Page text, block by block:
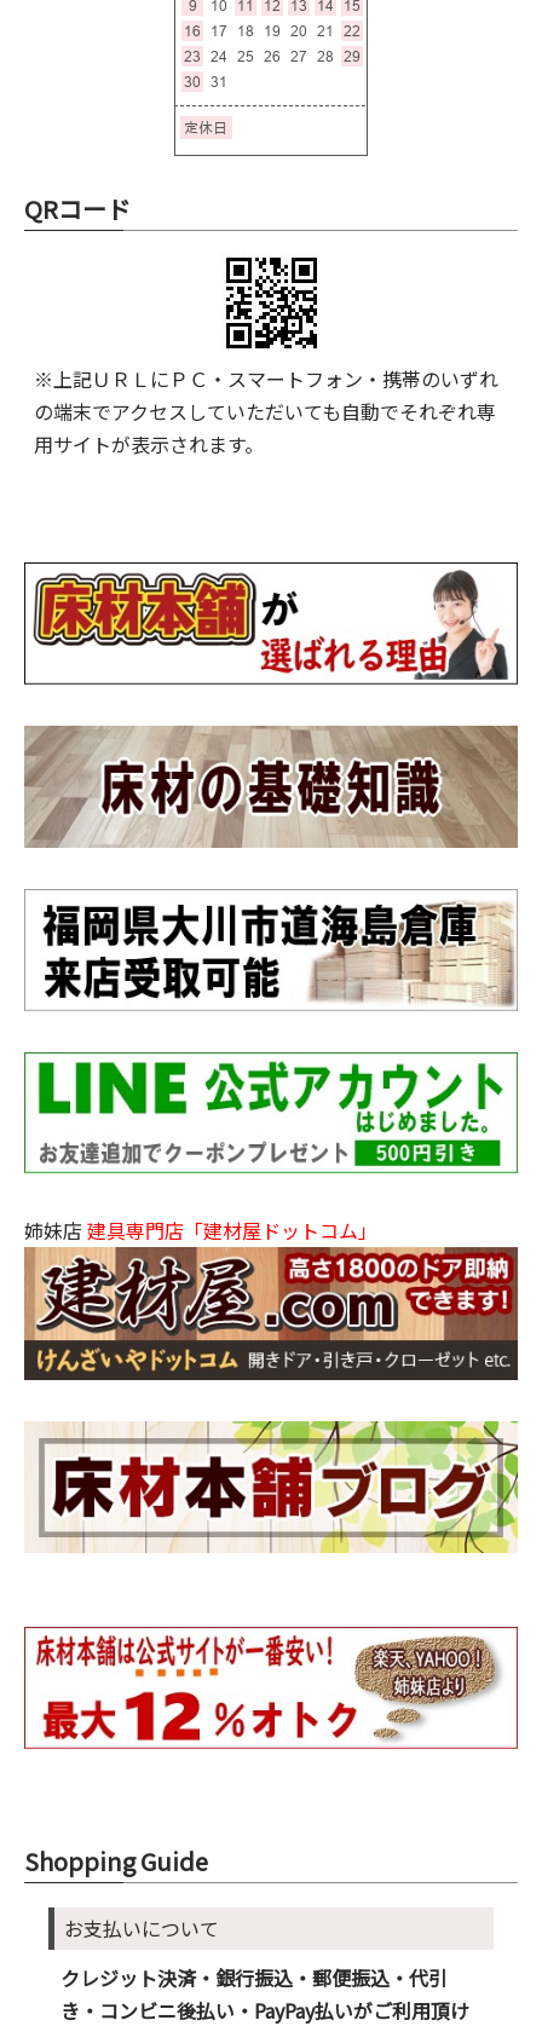
QRコード
※上記ＵＲＬにＰＣ・スマートフォン・携帯のいずれ
の端末でアクセスしていただいても自動でそれぞれ専
用サイトが表示されます。
姉妹店 建具専門店「建材屋ドットコム」
Shopping Guide
お支払いについて
クレジット決済・銀行振込・郵便振込・代引
き・コンビニ後払い・PayPay払いがご利用頂け